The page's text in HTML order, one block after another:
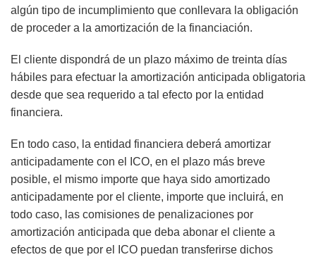
algún tipo de incumplimiento que conllevara la obligación
de proceder a la amortización de la financiación.
El cliente dispondrá de un plazo máximo de treinta días
hábiles para efectuar la amortización anticipada obligatoria
desde que sea requerido a tal efecto por la entidad
financiera.
En todo caso, la entidad financiera deberá amortizar
anticipadamente con el ICO, en el plazo más breve
posible, el mismo importe que haya sido amortizado
anticipadamente por el cliente, importe que incluirá, en
todo caso, las comisiones de penalizaciones por
amortización anticipada que deba abonar el cliente a
efectos de que por el ICO puedan transferirse dichos